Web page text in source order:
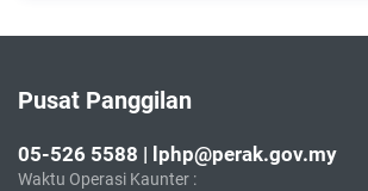
Pusat Panggilan
05-526 5588 | lphp@perak.gov.my
Waktu Operasi Kaunter :